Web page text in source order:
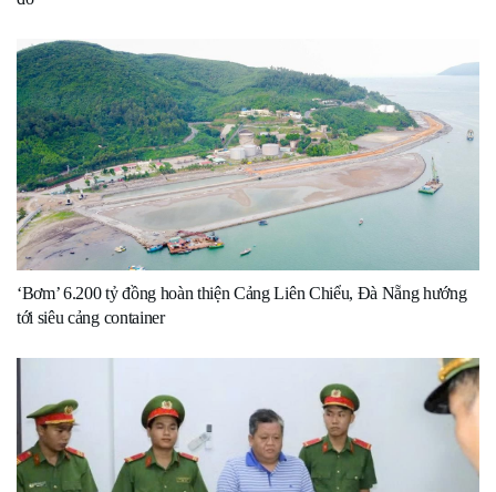
‘Bơm’ 6.200 tỷ đồng hoàn thiện Cảng Liên Chiểu, Đà Nẵng hướng
tới siêu cảng container